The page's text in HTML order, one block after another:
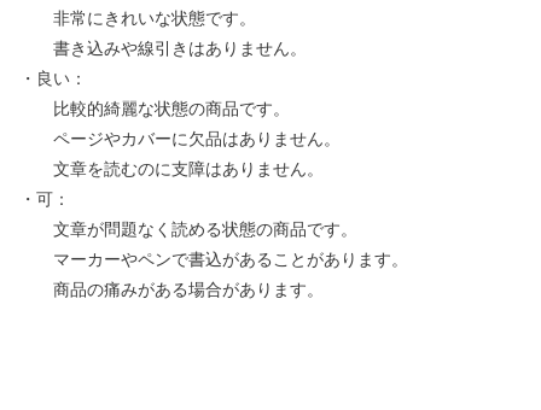
非常にきれいな状態です。
書き込みや線引きはありません。
・良い：
比較的綺麗な状態の商品です。
ページやカバーに欠品はありません。
文章を読むのに支障はありません。
・可：
文章が問題なく読める状態の商品です。
マーカーやペンで書込があることがあります。
商品の痛みがある場合があります。